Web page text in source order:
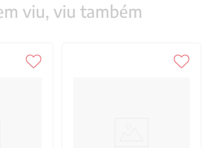
viu, viu também